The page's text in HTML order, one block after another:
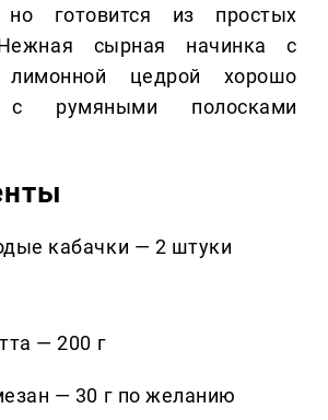
но готовится из простых
сырная начинка с
цедрой хорошо
с румяными полосками
кабачки — 2 штуки
— 200 г
— 30 г по желанию